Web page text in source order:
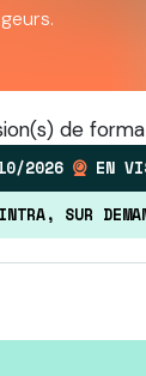
de
2026
EN
SUR